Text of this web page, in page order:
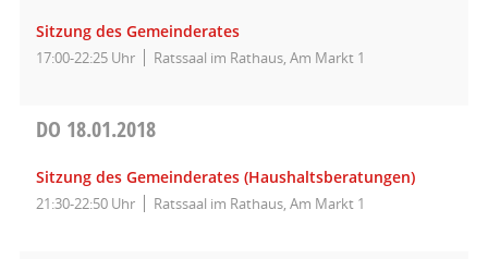
Sitzung des Gemeinderates
17:00-22:25 Uhr Ratssaal im Rathaus, Am Markt 1
DO 18.01.2018
Sitzung des Gemeinderates (Haushaltsberatungen)
21:30-22:50 Uhr Ratssaal im Rathaus, Am Markt 1